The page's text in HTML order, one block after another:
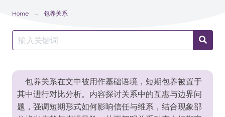
Home 包养关系
Search
for:
包养关系在文中被用作基础语境，短期包养被置于
其中进行对比分析。内容探讨关系中的互惠与边界问
题，强调短期形式如何影响信任与维系，结合现象部